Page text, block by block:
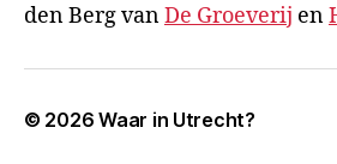
den Berg vanDe Groeverij en
© 2026Waar in Utrecht?